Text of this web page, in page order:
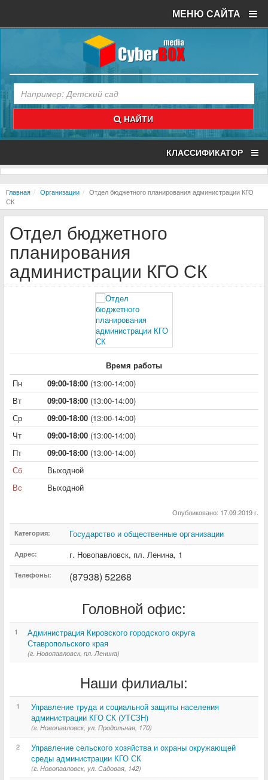
МЕНЮ САЙТА
НАЙТИ
КЛАССИФИКАТОР
Главная Организации
Отдел бюджетного планирования администрации КГО
СК
Отдел бюджетного
планирования
администрации КГО СК
Время работы
Пн
09:00-18:00 (13:00-14:00)
Вт
09:00-18:00 (13:00-14:00)
Ср
09:00-18:00 (13:00-14:00)
Чт
09:00-18:00 (13:00-14:00)
Пт
09:00-18:00 (13:00-14:00)
Сб
Выходной
Вс
Выходной
Опубликовано: 17.09.2019 г.
Категория: Государство и общественные организации
Адрес: г. Новопавловск, пл. Ленина, 1
Телефоны: (87938) 52268
Головной офис:
1
Администрация Кировского городского округа
Ставропольского края
(г. Новопавловск, пл. Ленина)
Наши филиалы:
1
Управление труда и социальной защиты населения
администрации КГО СК (УТСЗН)
(г. Новопавловск, ул. Продольная, 170)
2
Управление сельского хозяйства и охраны окружающей
среды администрации КГО СК
(г. Новопавловск, ул. Садовая, 142)